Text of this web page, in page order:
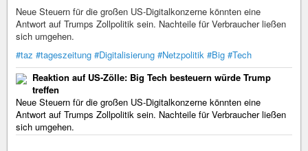
Neue Steuern für die großen US-Digitalkonzerne könnten eine
Antwort auf Trumps Zollpolitik sein. Nachteile für Verbraucher ließen
sich umgehen.
#taz #tageszeitung #Digitalisierung #Netzpolitik #Big #Tech
Reaktion auf US-Zölle: Big Tech besteuern würde Trump
treffen
Neue Steuern für die großen US-Digitalkonzerne könnten eine
Antwort auf Trumps Zollpolitik sein. Nachteile für Verbraucher ließen
sich umgehen.